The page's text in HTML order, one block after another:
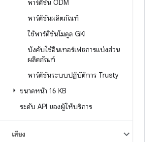
พาร์ติชัน ODM
พาร์ติชันผลิตภัณฑ์
ใช้พาร์ติชันโมดูล GKI
บังคับใช้อินเทอร์เฟซการแบ่งส่วน
ผลิตภัณฑ์
พาร์ติชันระบบปฏิบัติการ Trusty
ขนาดหน้า 16 KB
ระดับ API ของผู้ให้บริการ
เสียง